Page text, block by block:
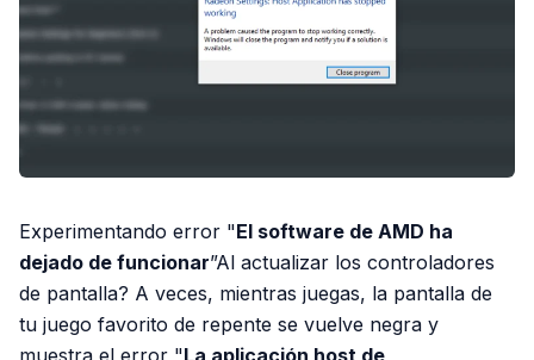
Experimentando error "El software de AMD ha
dejado de funcionar”Al actualizar los controladores
de pantalla? A veces, mientras juegas, la pantalla de
tu juego favorito de repente se vuelve negra y
muestra el error "La aplicación host de